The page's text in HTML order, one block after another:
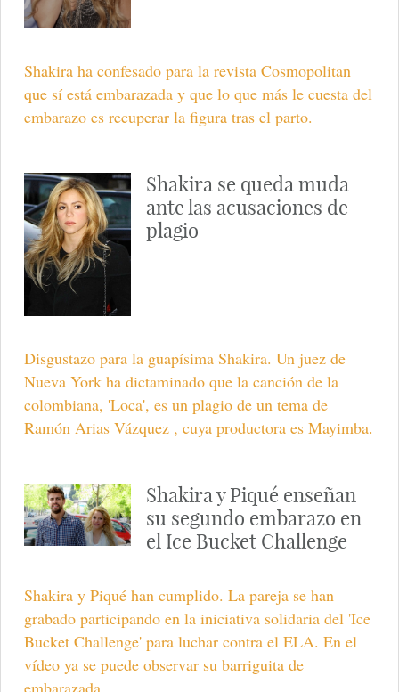
Shakira ha confesado para la revista Cosmopolitan
que sí está embarazada y que lo que más le cuesta del
embarazo es recuperar la figura tras el parto.
Shakira se queda muda
ante las acusaciones de
plagio
Disgustazo para la guapísima Shakira. Un juez de
Nueva York ha dictaminado que la canción de la
colombiana, 'Loca', es un plagio de un tema de
Ramón Arias Vázquez , cuya productora es Mayimba.
Shakira y Piqué enseñan
su segundo embarazo en
el Ice Bucket Challenge
Shakira y Piqué han cumplido. La pareja se han
grabado participando en la iniciativa solidaria del 'Ice
Bucket Challenge' para luchar contra el ELA. En el
vídeo ya se puede observar su barriguita de